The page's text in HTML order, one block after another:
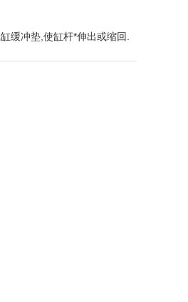
冲垫,使缸杆*伸出或缩回.